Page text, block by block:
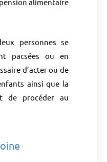
personnes se
pacsées ou en
d’acter ou de
ainsi que la
de procéder au